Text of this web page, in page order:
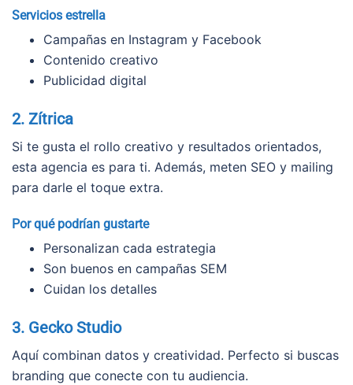
Servicios estrella
Campañas en Instagram y Facebook
Contenido creativo
Publicidad digital
2. Zítrica
Si te gusta el rollo creativo y resultados orientados,
esta agencia es para ti. Además, meten SEO y mailing
para darle el toque extra.
Por qué podrían gustarte
Personalizan cada estrategia
Son buenos en campañas SEM
Cuidan los detalles
3. Gecko Studio
Aquí combinan datos y creatividad. Perfecto si buscas
branding que conecte con tu audiencia.